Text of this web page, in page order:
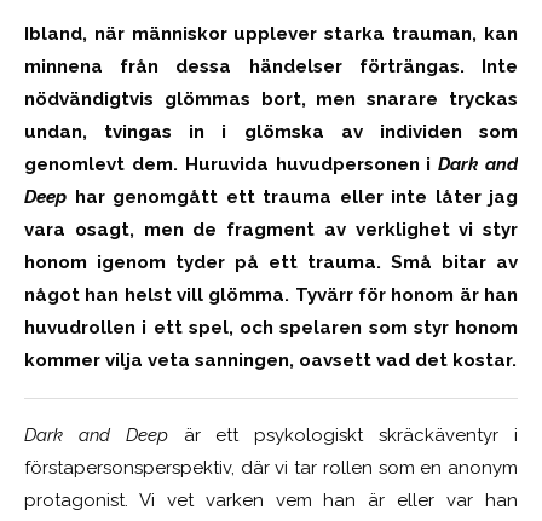
Ibland, när människor upplever starka trauman, kan
minnena från dessa händelser förträngas. Inte
nödvändigtvis glömmas bort, men snarare tryckas
undan, tvingas in i glömska av individen som
genomlevt dem. Huruvida huvudpersonen iDark and
Deep har genomgått ett trauma eller inte låter jag
vara osagt, men de fragment av verklighet vi styr
honom igenom tyder på ett trauma. Små bitar av
något han helst vill glömma. Tyvärr för honom är han
huvudrollen i ett spel, och spelaren som styr honom
kommer vilja veta sanningen, oavsett vad det kostar.
Dark and Deepär ett psykologiskt skräckäventyr i
förstapersonsperspektiv, där vi tar rollen som en anonym
protagonist. Vi vet varken vem han är eller var han